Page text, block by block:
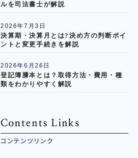
ルを司法書士が解説
2026年7月3日
決算期・決算月とは?決め方の判断ポイ
ントと変更手続きを解説
2026年6月26日
登記簿謄本とは？取得方法・費用・種
類をわかりやすく解説
Contents Links
コンテンツリンク